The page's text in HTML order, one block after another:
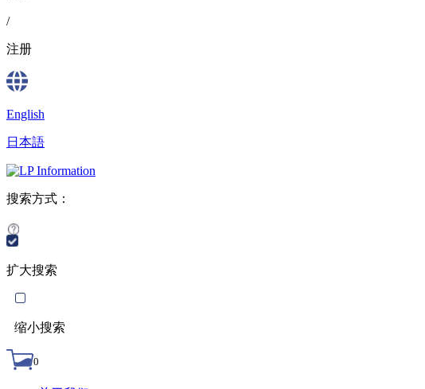
/
注册
English
日本語
搜索方式：
扩大搜索
缩小搜索
0